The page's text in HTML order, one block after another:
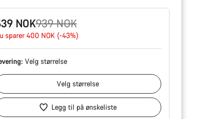
NOK939 NOK
sparer 400 NOK (-43%)
Velg størrelse
Velgstørrelse
Legg til på ønskeliste